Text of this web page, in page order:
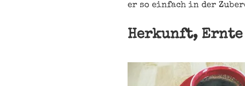
er so einfach in der
Herkunft, Ernte